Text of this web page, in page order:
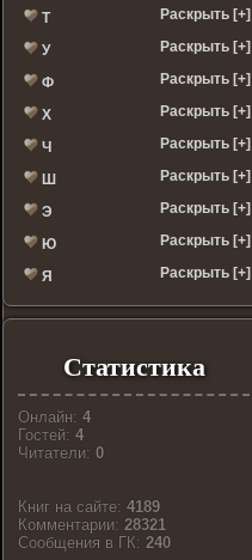
Т Раскрыть [+]
У Раскрыть [+]
Ф Раскрыть [+]
Х Раскрыть [+]
Ч Раскрыть [+]
Ш Раскрыть [+]
Э Раскрыть [+]
Ю Раскрыть [+]
Я Раскрыть [+]
Статистика
Онлайн:4
Гостей:4
Читатели:0
Книг на сайте:4189
Комментарии:28321
Cообщения в ГК:240